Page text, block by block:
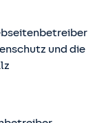
und die